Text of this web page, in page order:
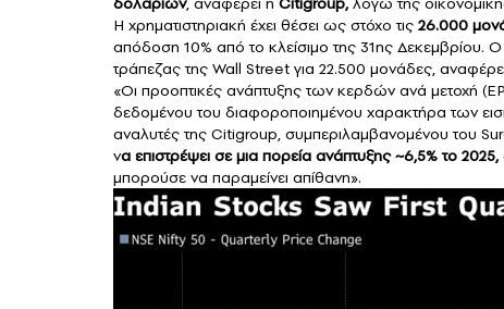
Η χρηματιστηριακή έχει θέσει ως στόχο τις 26.000
απόδοση 10% από το κλείσιμο της 31ης Δεκεμβρίου.
τράπεζας της Wall Street για 22.500 μονάδες,
«Οι προοπτικές ανάπτυξης των κερδών ανά μετοχή
δεδομένου του διαφοροποιημένου χαρακτήρα των
αναλυτές της Citigroup, συμπεριλαμβανομένου του
να επιστρέψει σε μια πορεία ανάπτυξης ~6,5% το 2025,
μπορούσε να παραμείνει απίθανη».